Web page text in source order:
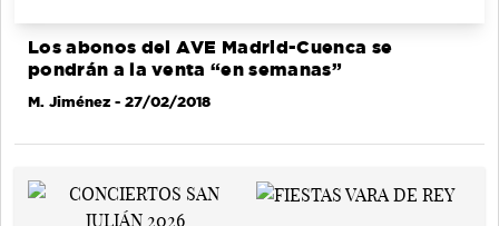
Los abonos del AVE Madrid-Cuenca se
pondrán a la venta “en semanas”
M. Jiménez - 27/02/2018